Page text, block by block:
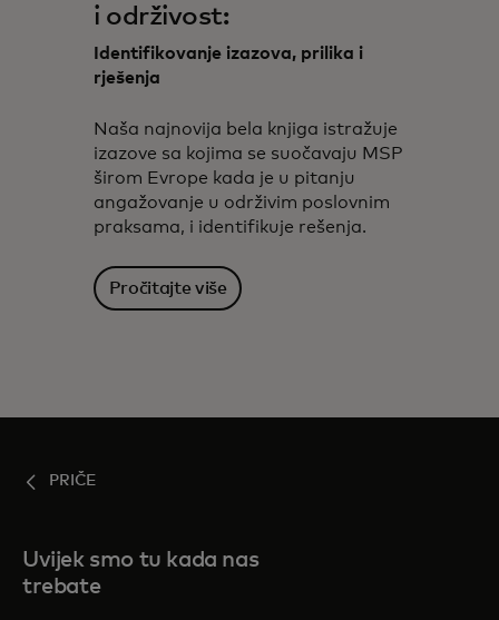
i održivost:
Identifikovanje izazova, prilika i
rješenja
Naša najnovija bela knjiga istražuje
izazove sa kojima se suočavaju MSP
širom Evrope kada je u pitanju
angažovanje u održivim poslovnim
praksama, i identifikuje rešenja.
Pročitajte više
PRIČE
Uvijek smo tu kada nas
trebate